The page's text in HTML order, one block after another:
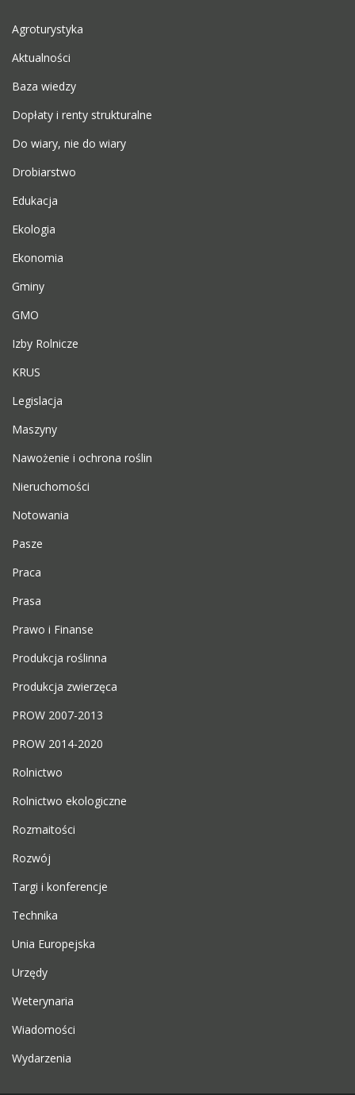
Agroturystyka
Aktualności
Baza wiedzy
Dopłaty i renty strukturalne
Do wiary, nie do wiary
Drobiarstwo
Edukacja
Ekologia
Ekonomia
Gminy
GMO
Izby Rolnicze
KRUS
Legislacja
Maszyny
Nawożenie i ochrona roślin
Nieruchomości
Notowania
Pasze
Praca
Prasa
Prawo i Finanse
Produkcja roślinna
Produkcja zwierzęca
PROW 2007-2013
PROW 2014-2020
Rolnictwo
Rolnictwo ekologiczne
Rozmaitości
Rozwój
Targi i konferencje
Technika
Unia Europejska
Urzędy
Weterynaria
Wiadomości
Wydarzenia